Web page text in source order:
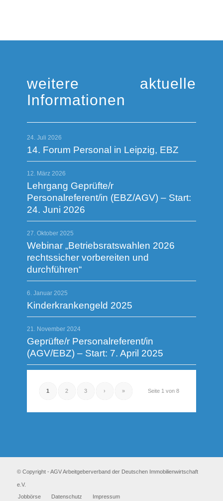
weitere aktuelle
Informationen
24. Juli 2026
14. Forum Personal in Leipzig, EBZ
12. März 2026
Lehrgang Geprüfte/r
Personalreferent/in (EBZ/AGV) – Start:
24. Juni 2026
27. Oktober 2025
Webinar „Betriebsratswahlen 2026
rechtssicher vorbereiten und
durchführen“
6. Januar 2025
Kinderkrankengeld 2025
21. November 2024
Geprüfte/r Personalreferent/in
(AGV/EBZ) – Start: 7. April 2025
Seite 1 von 8
1 2 3 › »
© Copyright - AGV Arbeitgeberverband der Deutschen Immobilienwirtschaft
e.V.
Jobbörse
Datenschutz Impressum